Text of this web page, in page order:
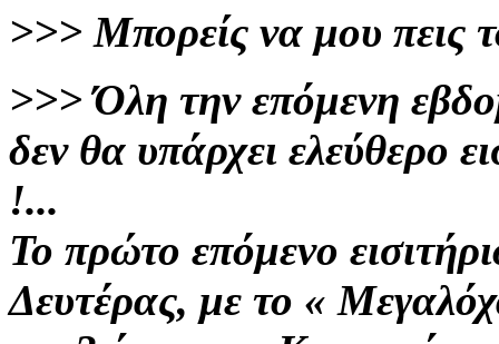
>>> Μπορείς να μου πεις
>>> Όλη την επόμενη
δεν θα υπάρχει ελεύθερο
!...
Το πρώτο επόμενο
Δευτέρας, με το «